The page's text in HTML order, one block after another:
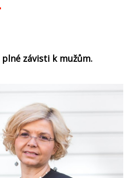
závisti k mužům.